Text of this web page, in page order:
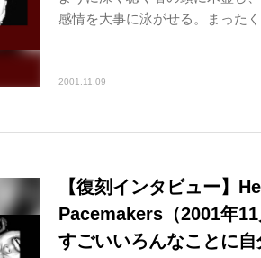
感情を大事に泳がせる。まった
2001.11.09
【復刻インタビュー】
Pacemakers（2001年
すごいいろんなことに